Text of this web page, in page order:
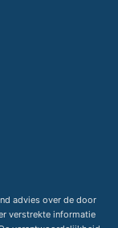
advies over de door
verstrekte informatie